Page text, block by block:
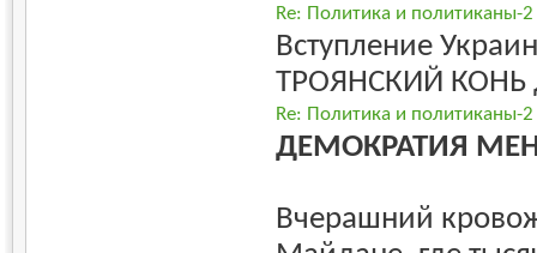
Re: Политика и политиканы-2
Вступление
ТРОЯНСКИЙ КОНЬ
Re: Политика и политиканы-2
ДЕМОКРАТИЯ
Вчерашний